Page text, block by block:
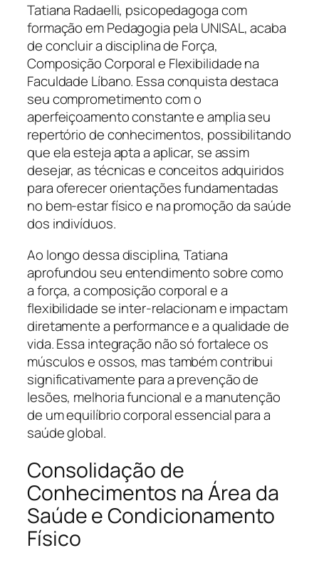
Tatiana Radaelli, psicopedagoga com
formação em Pedagogia pela UNISAL, acaba
de concluir a disciplina de Força,
Composição Corporal e Flexibilidade na
Faculdade Líbano. Essa conquista destaca
seu comprometimento com o
aperfeiçoamento constante e amplia seu
repertório de conhecimentos, possibilitando
que ela esteja apta a aplicar, se assim
desejar, as técnicas e conceitos adquiridos
para oferecer orientações fundamentadas
no bem-estar físico e na promoção da saúde
dos indivíduos.
Ao longo dessa disciplina, Tatiana
aprofundou seu entendimento sobre como
a força, a composição corporal e a
flexibilidade se inter-relacionam e impactam
diretamente a performance e a qualidade de
vida. Essa integração não só fortalece os
músculos e ossos, mas também contribui
significativamente para a prevenção de
lesões, melhoria funcional e a manutenção
de um equilíbrio corporal essencial para a
saúde global.
Consolidação de
Conhecimentos na Área da
Saúde e Condicionamento
Físico